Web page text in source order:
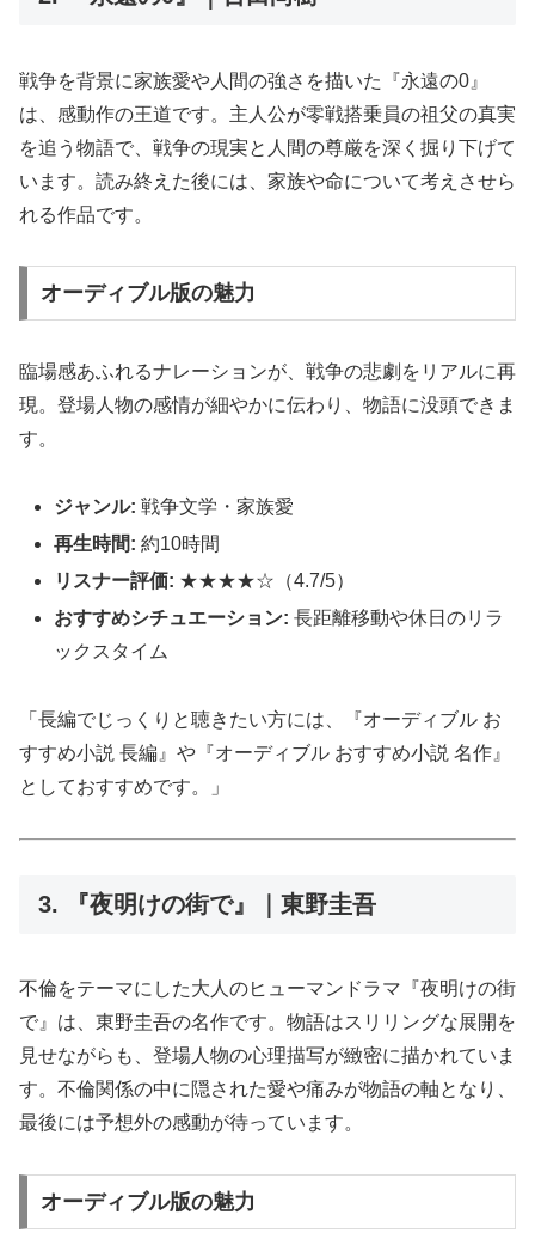
戦争を背景に家族愛や人間の強さを描いた『永遠の0』
は、感動作の王道です。主人公が零戦搭乗員の祖父の真実
を追う物語で、戦争の現実と人間の尊厳を深く掘り下げて
います。読み終えた後には、家族や命について考えさせら
れる作品です。
オーディブル版の魅力
臨場感あふれるナレーションが、戦争の悲劇をリアルに再
現。登場人物の感情が細やかに伝わり、物語に没頭できま
す。
ジャンル: 戦争文学・家族愛
再生時間: 約10時間
リスナー評価: ★★★★☆（4.7/5）
おすすめシチュエーション: 長距離移動や休日のリラ
ックスタイム
「長編でじっくりと聴きたい方には、『オーディブル お
すすめ小説 長編』や『オーディブル おすすめ小説 名作』
としておすすめです。」
3. 『夜明けの街で』｜東野圭吾
不倫をテーマにした大人のヒューマンドラマ『夜明けの街
で』は、東野圭吾の名作です。物語はスリリングな展開を
見せながらも、登場人物の心理描写が緻密に描かれていま
す。不倫関係の中に隠された愛や痛みが物語の軸となり、
最後には予想外の感動が待っています。
オーディブル版の魅力